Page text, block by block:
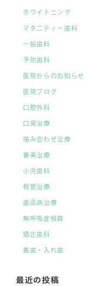
ホワイトニング
マタ二ティー歯科
一般歯科
予防歯科
医院からのお知らせ
医院ブログ
口腔外科
口臭治療
噛み合わせ治療
審美治療
小児歯科
根管治療
歯周病治療
無呼吸症候群
矯正歯科
義歯・入れ歯
最近の投稿